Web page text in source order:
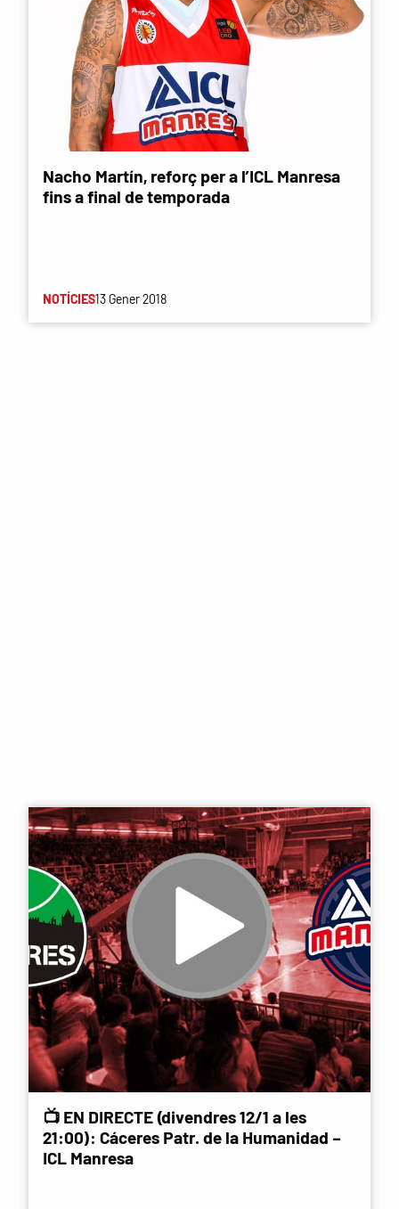
Nacho Martín, reforç per a l’ICL Manresa
fins a final de temporada
NOTÍCIES13 Gener 2018
📺 EN DIRECTE (divendres 12/1 a les
21:00): Cáceres Patr. de la Humanidad –
ICL Manresa